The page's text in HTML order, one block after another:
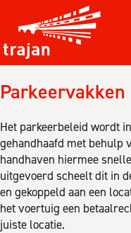
Het parkeerbeleid wordt
gehandhaafd met behulp
handhaven hiermee
uitgevoerd scheelt dit in
en gekoppeld aan een
het voertuig een
juiste locatie.